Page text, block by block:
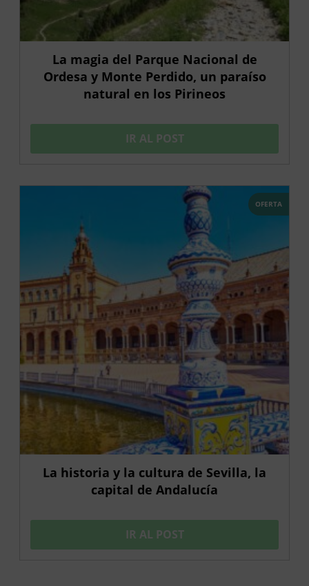
La magia del Parque Nacional de
Ordesa y Monte Perdido, un paraíso
natural en los Pirineos
IR AL POST
OFERTA
La historia y la cultura de Sevilla, la
capital de Andalucía
IR AL POST